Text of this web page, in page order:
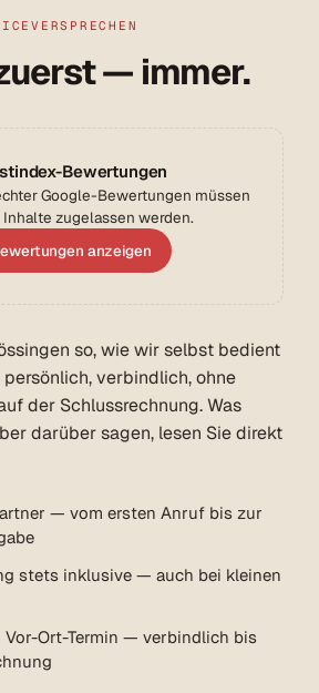
— immer.
Bewertungen
Google-Bewertungen müssen
zugelassen werden.
anzeigen
so, wie wir selbst bedient
verbindlich, ohne
der Schlussrechnung. Was
darüber sagen, lesen Sie direkt
— vom ersten Anruf bis zur
stets inklusive — auch bei kleinen
Vor-Ort-Termin — verbindlich bis